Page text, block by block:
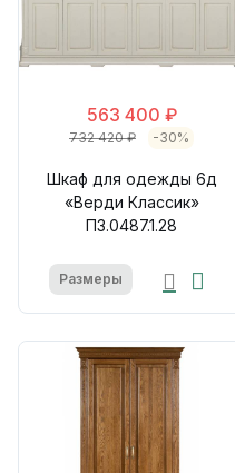
563 400 ₽
732 420 ₽ -30%
Шкаф для одежды 6д
«Верди Классик»
П3.0487.1.28
Размеры